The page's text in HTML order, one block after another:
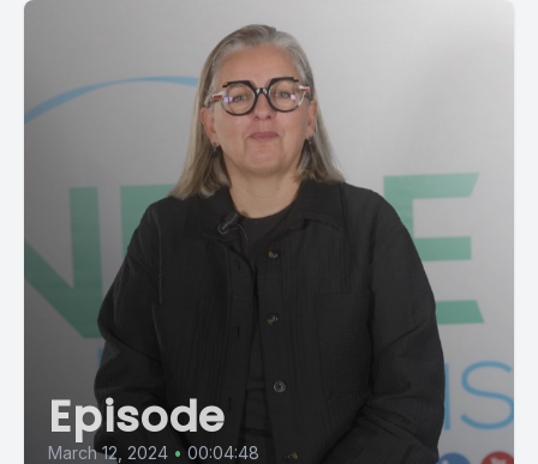
Episode
March 12, 2024 • 00:04:48